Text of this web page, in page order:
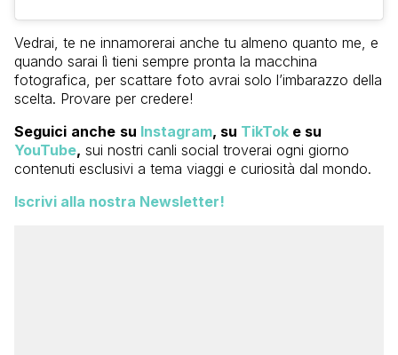
Vedrai, te ne innamorerai anche tu almeno quanto me, e
quando sarai lì tieni sempre pronta la macchina
fotografica, per scattare foto avrai solo l’imbarazzo della
scelta. Provare per credere!
Seguici anche su Instagram, su TikTok e su
YouTube, sui nostri canli social troverai ogni giorno
contenuti esclusivi a tema viaggi e curiosità dal mondo.
Iscrivi alla nostra Newsletter!